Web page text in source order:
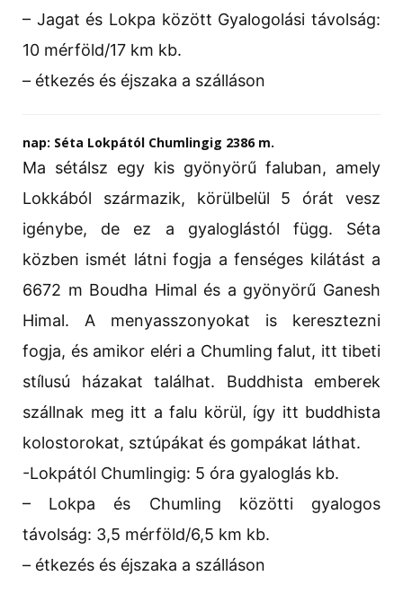
– Jagat és Lokpa között Gyalogolási távolság:
10 mérföld/17 km kb.
– étkezés és éjszaka a szálláson
nap: Séta Lokpától Chumlingig 2386 m.
Ma sétálsz egy kis gyönyörű faluban, amely
Lokkából származik, körülbelül 5 órát vesz
igénybe, de ez a gyaloglástól függ. Séta
közben ismét látni fogja a fenséges kilátást a
6672 m Boudha Himal és a gyönyörű Ganesh
Himal. A menyasszonyokat is keresztezni
fogja, és amikor eléri a Chumling falut, itt tibeti
stílusú házakat találhat. Buddhista emberek
szállnak meg itt a falu körül, így itt buddhista
kolostorokat, sztúpákat és gompákat láthat.
-Lokpától Chumlingig: 5 óra gyaloglás kb.
– Lokpa és Chumling közötti gyalogos
távolság: 3,5 mérföld/6,5 km kb.
– étkezés és éjszaka a szálláson